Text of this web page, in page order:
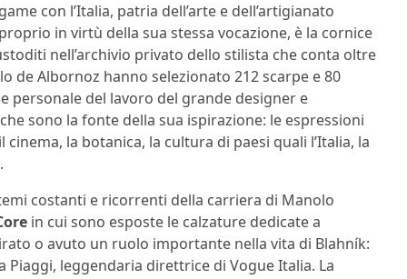
con l’Italia, patria dell’arte e dell’artigianato
in virtù della sua stessa vocazione, è la cornice
nell’archivio privato dello stilista che conta oltre
de Albornoz hanno selezionato 212 scarpe e 80
personale del lavoro del grande designer e
sono la fonte della sua ispirazione: le espressioni
la botanica, la cultura di paesi quali l’Italia, la
costanti e ricorrenti della carriera di Manolo
in cui sono esposte le calzature dedicate a
o avuto un ruolo importante nella vita di Blahník:
leggendaria direttrice di Vogue Italia. La